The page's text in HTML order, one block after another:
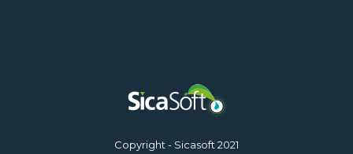
Copyright - Sicasoft 2021